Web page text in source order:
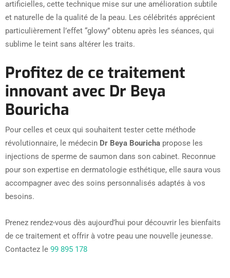
artificielles, cette technique mise sur une amélioration subtile
et naturelle de la qualité de la peau. Les célébrités apprécient
particulièrement l’effet “glowy” obtenu après les séances, qui
sublime le teint sans altérer les traits.
Profitez de ce traitement
innovant avec Dr Beya
Bouricha
Pour celles et ceux qui souhaitent tester cette méthode
révolutionnaire, le médecin Dr Beya Bouricha propose les
injections de sperme de saumon dans son cabinet. Reconnue
pour son expertise en dermatologie esthétique, elle saura vous
accompagner avec des soins personnalisés adaptés à vos
besoins.
Prenez rendez-vous dès aujourd’hui pour découvrir les bienfaits
de ce traitement et offrir à votre peau une nouvelle jeunesse.
Contactez le 99 895 178